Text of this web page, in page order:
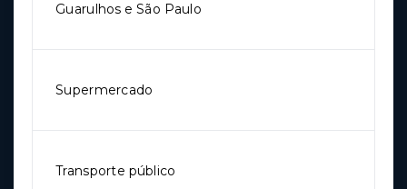
Guarulhos e São Paulo
Supermercado
Transporte público